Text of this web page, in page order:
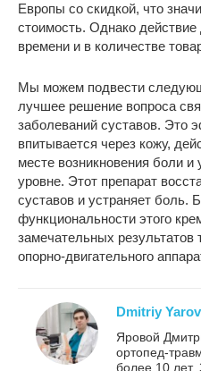
Европы со скидкой, что
стоимость. Однако действие
времени и в количестве
Мы можем подвести
лучшее решение вопроса
заболеваний суставов. Это
впитывается через кожу,
месте возникновения боли и
уровне. Этот препарат
суставов и устраняет боль.
функциональности этого
замечательных результатов
опорно-двигательного
Dmitriy
Яровой
ортопед-
более 10 лет.